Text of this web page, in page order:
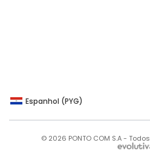
Espanhol (PYG)
© 2026 PONTO COM S.A -